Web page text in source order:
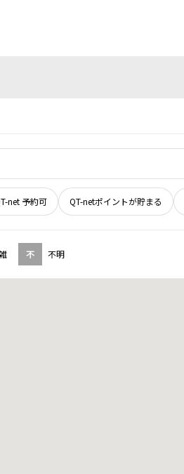
net 予約可 QT-netポイントが貯まる
不 不明